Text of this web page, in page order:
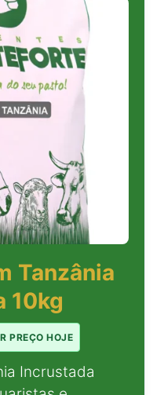
Tanzânia
10kg
PREÇO HOJE
Incrustada